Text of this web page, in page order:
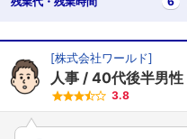
[株式会社ワールド]
人事 40代後半男性
3.8